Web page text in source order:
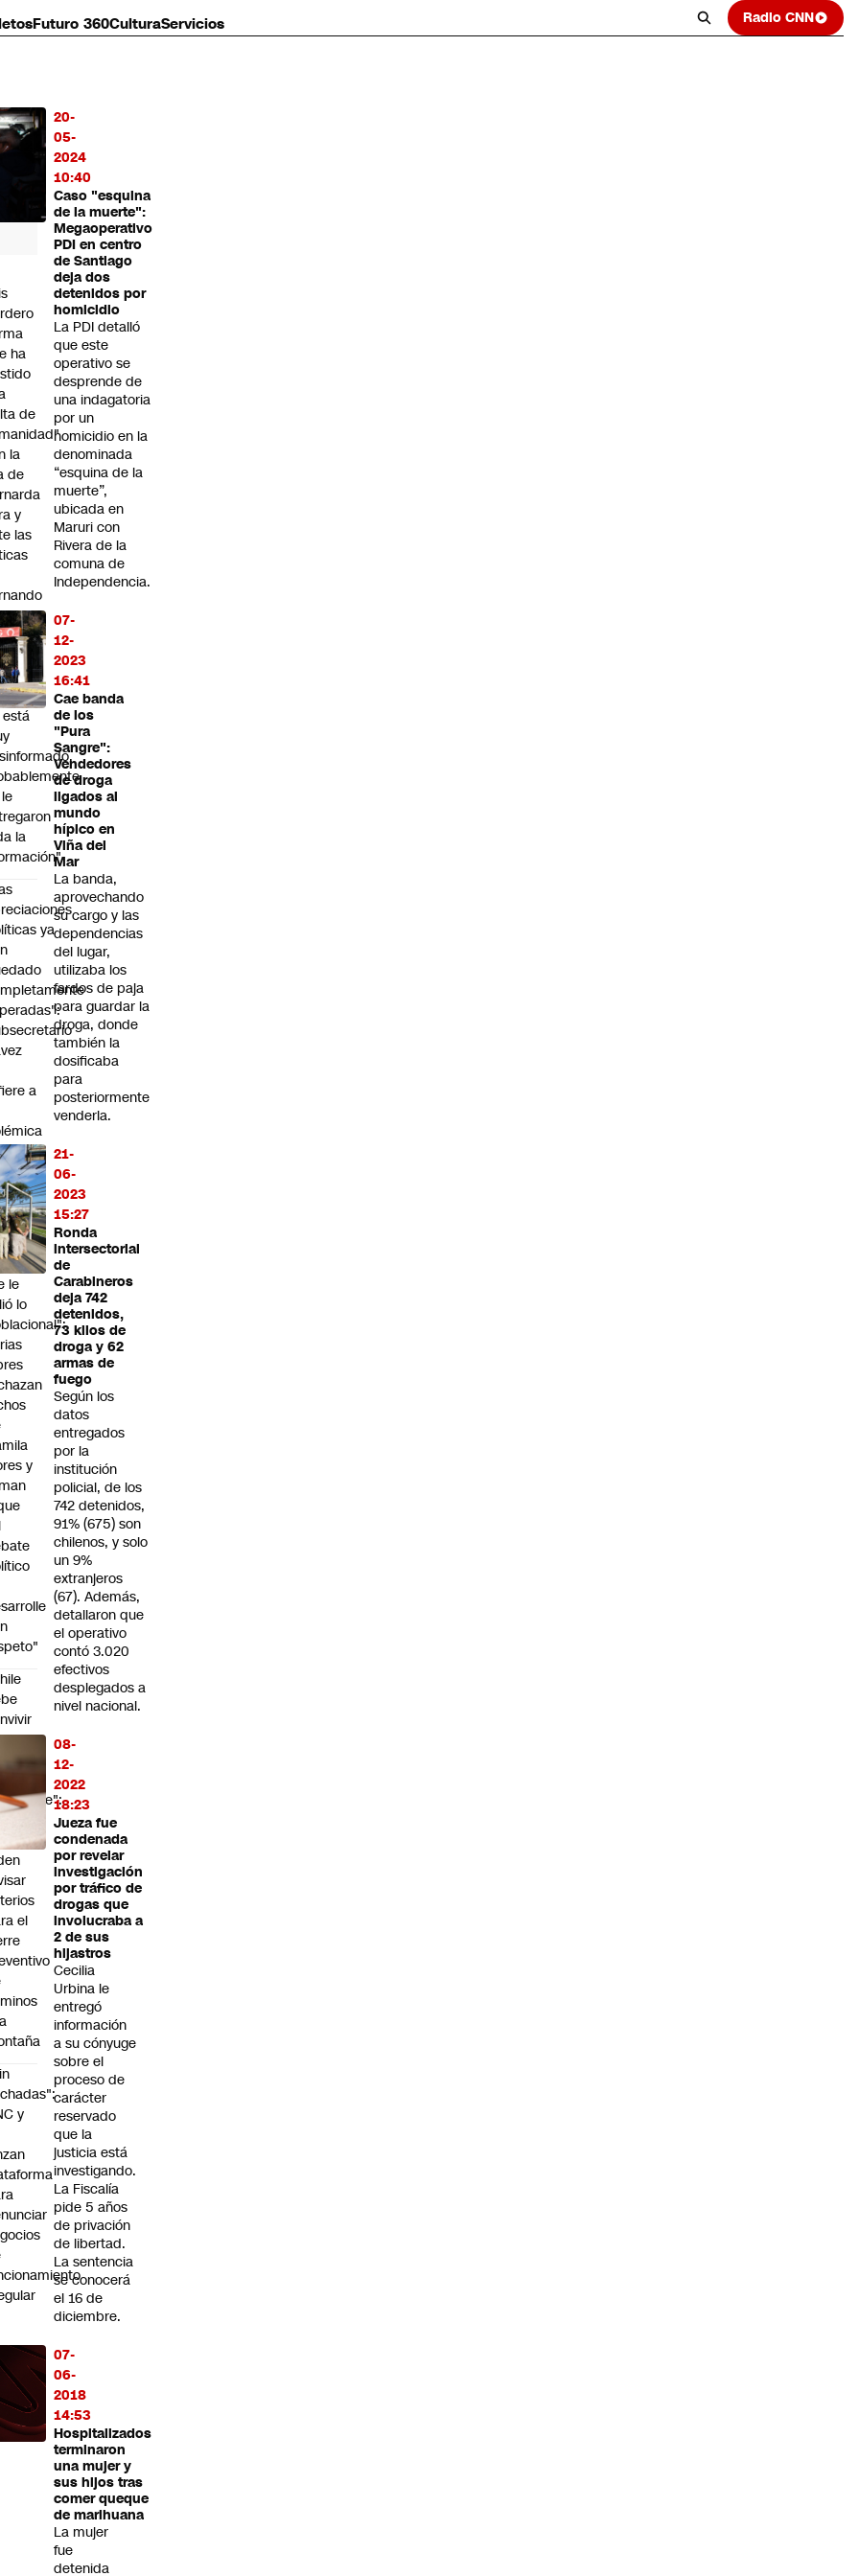
Futuro 360CulturaServicios Radio CNN
20-
05-
2024
10:40
Caso "esquina
de la muerte":
Megaoperativo
PDI en centro
de Santiago
deja dos
detenidos por
homicidio
La PDI detalló
que este
operativo se
desprende de
una indagatoria
por un
homicidio en la
denominada
“esquina de la
muerte”,
ubicada en
Maruri con
Rivera de la
comuna de
Independencia.
07-
12-
2023
16:41
Cae banda
de los
"Pura
Sangre":
Vendedores
de droga
ligados al
mundo
hípico en
Viña del
Mar
La banda,
aprovechando
su cargo y las
dependencias
del lugar,
utilizaba los
fardos de paja
para guardar la
droga, donde
también la
dosificaba
para
posteriormente
venderla.
21-
06-
2023
15:27
Ronda
intersectorial
de
Carabineros
deja 742
detenidos,
73 kilos de
droga y 62
armas de
fuego
Según los
datos
entregados
por la
institución
policial, de los
742 detenidos,
91% (675) son
chilenos, y solo
un 9%
extranjeros
(67). Además,
detallaron que
el operativo
contó 3.020
efectivos
desplegados a
nivel nacional.
08-
12-
2022
18:23
Jueza fue
condenada
por revelar
investigación
por tráfico de
drogas que
involucraba a
2 de sus
hijastros
Cecilia
Urbina le
entregó
información
a su cónyuge
sobre el
proceso de
carácter
reservado
que la
justicia está
investigando.
La Fiscalía
pide 5 años
de privación
de libertad.
La sentencia
se conocerá
el 16 de
diciembre.
07-
06-
2018
14:53
Hospitalizados
terminaron
una mujer y
sus hijos tras
comer queque
de marihuana
La mujer
fue
detenida
ha
de
la
de
y
las
la
caso
está
la
ya
a
el
y
le
lo
y
la
y
ski
el
y